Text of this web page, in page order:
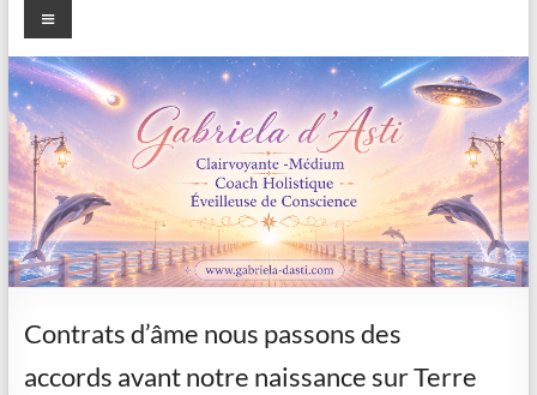
Menu
Contrats d’âme nous passons des
accords avant notre naissance sur Terre